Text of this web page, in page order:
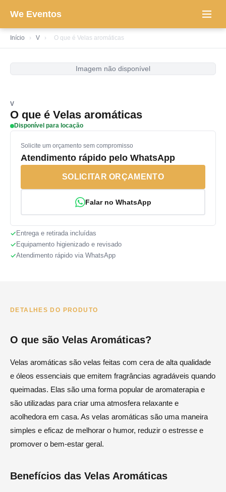
We Eventos
Início › V › O que é Velas aromáticas
Imagem não disponível
V
O que é Velas aromáticas
Disponível para locação
Solicite um orçamento sem compromisso
Atendimento rápido pelo WhatsApp
SOLICITAR ORÇAMENTO
Falar no WhatsApp
Entrega e retirada incluídas
Equipamento higienizado e revisado
Atendimento rápido via WhatsApp
DETALHES DO PRODUTO
O que são Velas Aromáticas?
Velas aromáticas são velas feitas com cera de alta qualidade
e óleos essenciais que emitem fragrâncias agradáveis quando
queimadas. Elas são uma forma popular de aromaterapia e
são utilizadas para criar uma atmosfera relaxante e
acolhedora em casa. As velas aromáticas são uma maneira
simples e eficaz de melhorar o humor, reduzir o estresse e
promover o bem-estar geral.
Benefícios das Velas Aromáticas